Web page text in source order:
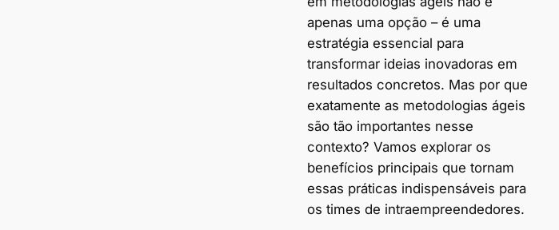
apenas uma opção – é uma
estratégia essencial para
transformar ideias inovadoras em
resultados concretos. Mas por que
exatamente as metodologias ágeis
são tão importantes nesse
contexto? Vamos explorar os
benefícios principais que tornam
essas práticas indispensáveis para
os times de intraempreendedores.